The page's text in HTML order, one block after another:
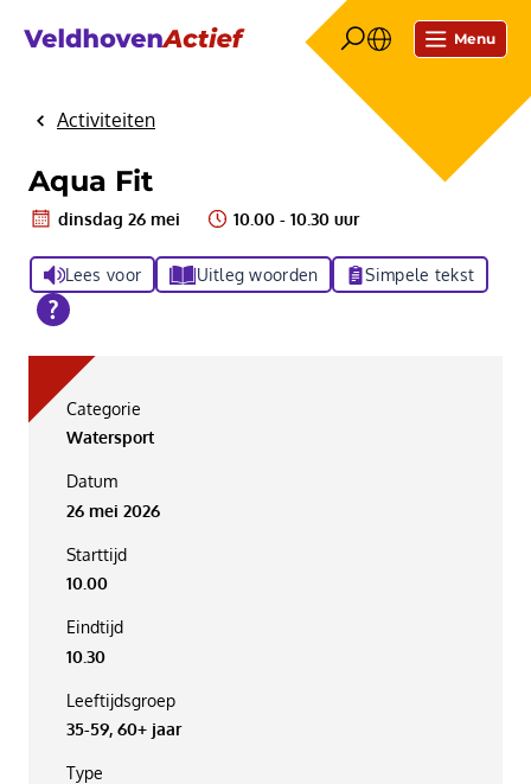
Menu
HomeActiviteiten
Aqua Fit
dinsdag 26 mei 10.00 - 10.30 uur
Lees voor Uitleg woorden Simpele tekst
Categorie
Watersport
Datum
26 mei 2026
Starttijd
10.00
Eindtijd
10.30
Leeftijdsgroep
35-59, 60+ jaar
Type